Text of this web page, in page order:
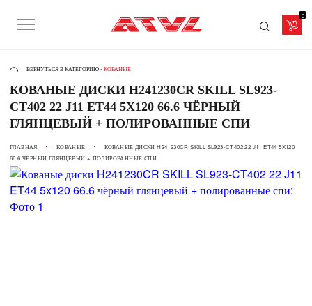
0
ВЕРНУТЬСЯ В КАТЕГОРИЮ - КОВАНЫЕ
КОВАНЫЕ ДИСКИ H241230CR SKILL SL923-
CT402 22 J11 ET44 5X120 66.6 ЧЁРНЫЙ
ГЛЯНЦЕВЫЙ + ПОЛИРОВАННЫЕ СПИ
ГЛАВНАЯ КОВАНЫЕ
КОВАНЫЕ ДИСКИ H241230CR SKILL SL923-CT402 22 J11 ET44 5X120
66.6 ЧЁРНЫЙ ГЛЯНЦЕВЫЙ + ПОЛИРОВАННЫЕ СПИ